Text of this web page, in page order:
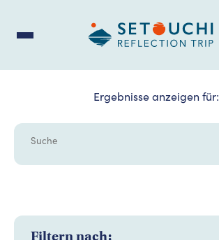
Ergebnisse anzeigen für:
Filtern nach: